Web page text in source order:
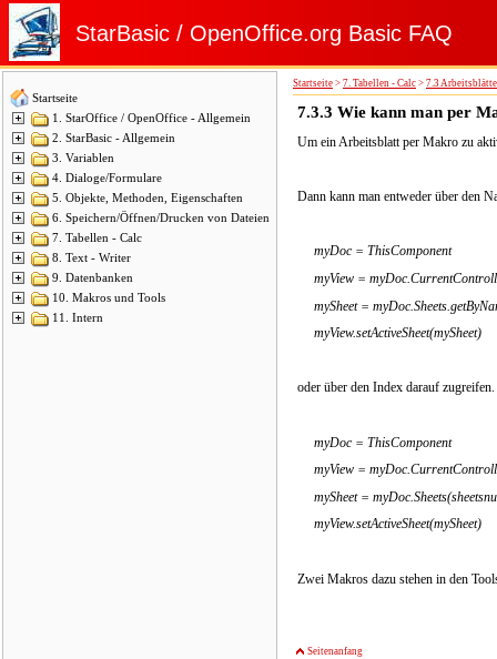
StarBasic / OpenOffice.org Basic FAQ
Startseite
1. StarOffice / OpenOffice - Allgemein
2. StarBasic - Allgemein
3. Variablen
4. Dialoge/Formulare
5. Objekte, Methoden, Eigenschaften
6. Speichern/Öffnen/Drucken von Dateien
7. Tabellen - Calc
8. Text - Writer
9. Datenbanken
10. Makros und Tools
11. Intern
Startseite > 7. Tabellen - Calc > 7.3
7.3.3 Wie kann man per
Um ein Arbeitsblatt per Makro zu
Dann kann man entweder über den
myDoc = ThisComponent
myView =
mySheet =
myView.setActiveSheet(mySheet)
oder über den Index darauf zugreifen.
myDoc = ThisComponent
myView =
mySheet =
myView.setActiveSheet(mySheet)
Zwei Makros dazu stehen in den
Seitenanfang